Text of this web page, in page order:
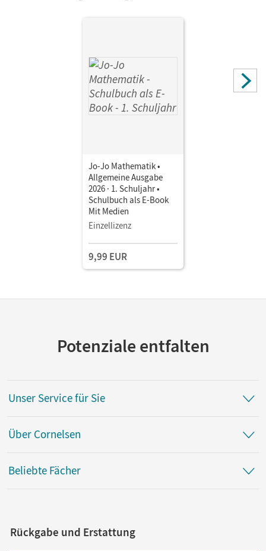
Jo-Jo Mathematik •
Allgemeine Ausgabe
2026 · 1. Schuljahr •
Schulbuch als E-Book
Mit Medien
Einzellizenz
9,99 EUR
Potenziale entfalten
Unser Service für Sie
Über Cornelsen
Beliebte Fächer
Rückgabe und Erstattung